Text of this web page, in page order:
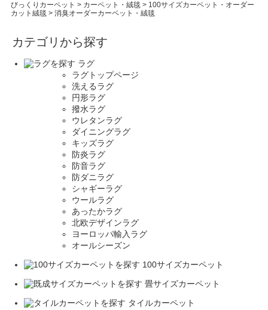
びっくりカーペット > カーペット・絨毯 > 100サイズカーペット・オーダー
カット絨毯 > 消臭オーダーカーペット・絨毯
カテゴリから探す
ラグ
ラグトップページ
洗えるラグ
円形ラグ
撥水ラグ
ウレタンラグ
ダイニングラグ
キッズラグ
防炎ラグ
防音ラグ
防ダニラグ
シャギーラグ
ウールラグ
あったかラグ
北欧デザインラグ
ヨーロッパ輸入ラグ
オールシーズン
100サイズカーペット
畳サイズカーペット
タイルカーペット